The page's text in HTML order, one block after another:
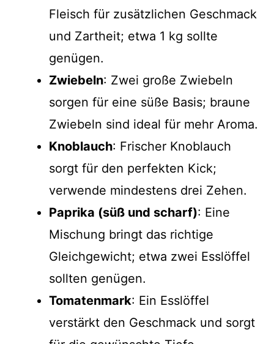
Fleisch für zusätzlichen Geschmack
und Zartheit; etwa 1 kg sollte
genügen.
Zwiebeln: Zwei große Zwiebeln
sorgen für eine süße Basis; braune
Zwiebeln sind ideal für mehr Aroma.
Knoblauch: Frischer Knoblauch
sorgt für den perfekten Kick;
verwende mindestens drei Zehen.
Paprika (süß und scharf): Eine
Mischung bringt das richtige
Gleichgewicht; etwa zwei Esslöffel
sollten genügen.
Tomatenmark: Ein Esslöffel
verstärkt den Geschmack und sorgt